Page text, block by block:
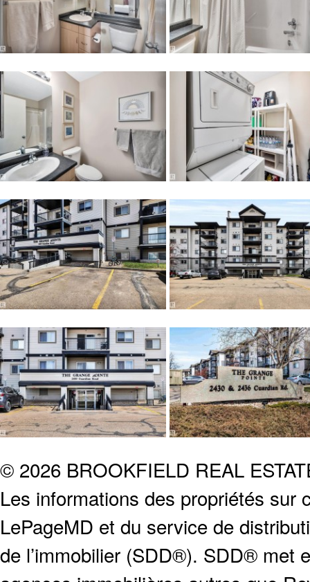
© 2026 BROOKFIELD REAL
Les informations des propriétés sur
LePageMD et du service de
de l’immobilier (SDD®). SDD® met